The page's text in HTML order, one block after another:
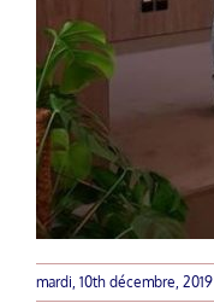
mardi, 10th décembre, 2019